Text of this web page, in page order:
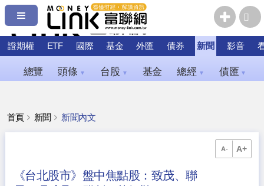
證期權 ETF 國際 基金 外匯 債券 新聞 影音
總覽 頭條 ▼ 台股 ▼ 基金 總經 ▼ 債匯 ▼
首頁 新聞 新聞內文
A- A+
《台北股市》盤中焦點股：致茂、聯